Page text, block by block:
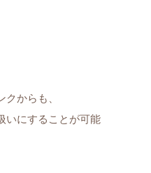
からも、
いにすることが可能